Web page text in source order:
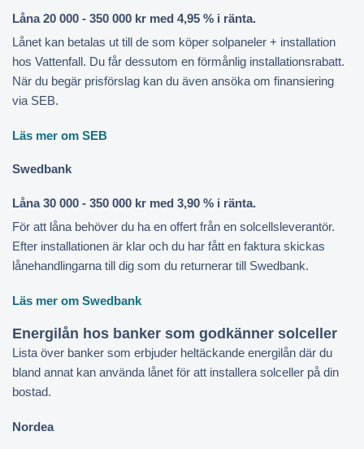
Låna 20 000 - 350 000 kr med 4,95 % i ränta.
Lånet kan betalas ut till de som köper solpaneler + installation
hos Vattenfall. Du får dessutom en förmånlig installationsrabatt.
När du begär prisförslag kan du även ansöka om finansiering
via SEB.
Läs mer om SEB
Swedbank
Låna 30 000 - 350 000 kr med 3,90 % i ränta.
För att låna behöver du ha en offert från en solcellsleverantör.
Efter installationen är klar och du har fått en faktura skickas
lånehandlingarna till dig som du returnerar till Swedbank.
Läs mer om Swedbank
Energilån hos banker som godkänner solceller
Lista över banker som erbjuder heltäckande energilån där du
bland annat kan använda lånet för att installera solceller på din
bostad.
Nordea